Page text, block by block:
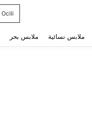
Ocili
ملابس نسائية ملابس بحر